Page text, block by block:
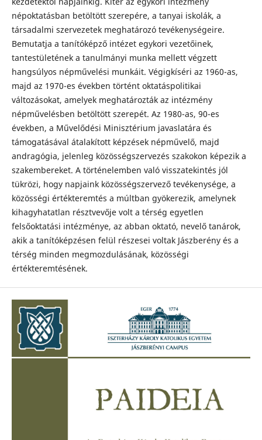
népoktatásban betöltött szerepére, a tanyai iskolák, a
társadalmi szervezetek meghatározó tevékenységeire.
Bemutatja a tanítóképző intézet egykori vezetőinek,
tantestületének a tanulmányi munka mellett végzett
hangsúlyos népművelési munkáit. Végigkíséri az 1960-as,
majd az 1970-es években történt oktatáspolitikai
változásokat, amelyek meghatározták az intézmény
népművelésben betöltött szerepét. Az 1980-as, 90-es
években, a Művelődési Minisztérium javaslatára és
támogatásával átalakított képzések népművelő, majd
andragógia, jelenleg közösségszervezés szakokon képezik a
szakembereket. A történelemben való visszatekintés jól
tükrözi, hogy napjaink közösségszervező tevékenysége, a
közösségi értékteremtés a múltban gyökerezik, amelynek
kihagyhatatlan résztvevője volt a térség egyetlen
felsőoktatási intézménye, az abban oktató, nevelő tanárok,
akik a tanítóképzésen felül részesei voltak Jászberény és a
térség minden megmozdulásának, közösségi
értékteremtésének.